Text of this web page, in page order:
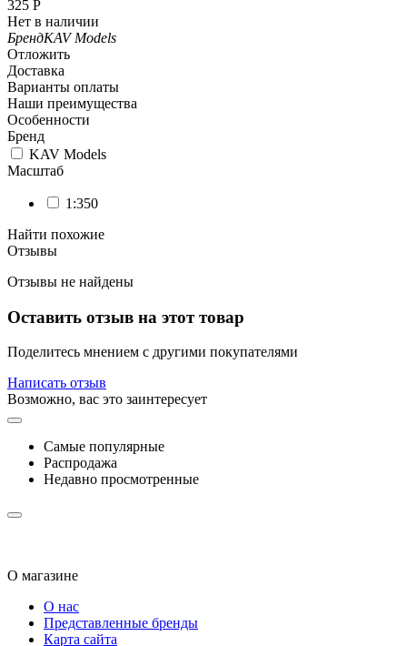
‍325‍ Р
Нет в наличии
БрендKAV Models
Отложить
Доставка
Варианты оплаты
Наши преимущества
Особенности
Бренд
KAV Models
Масштаб
1:350
Найти похожие
Отзывы
Отзывы не найдены
Оставить отзыв на этот товар
Поделитесь мнением с другими покупателями
Написать отзыв
Возможно, вас это заинтересует
Самые популярные
Распродажа
Недавно просмотренные
О магазине
О нас
Представленные бренды
Карта сайта